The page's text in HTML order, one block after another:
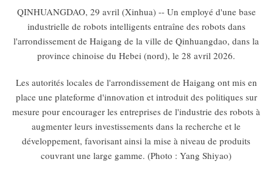
QINHUANGDAO, 29 avril (Xinhua) -- Un employé d'une base
industrielle de robots intelligents entraîne des robots dans
l'arrondissement de Haigang de la ville de Qinhuangdao, dans la
province chinoise du Hebei (nord), le 28 avril 2026.
Les autorités locales de l'arrondissement de Haigang ont mis en
place une plateforme d'innovation et introduit des politiques sur
mesure pour encourager les entreprises de l'industrie des robots à
augmenter leurs investissements dans la recherche et le
développement, favorisant ainsi la mise à niveau de produits
couvrant une large gamme. (Photo : Yang Shiyao)